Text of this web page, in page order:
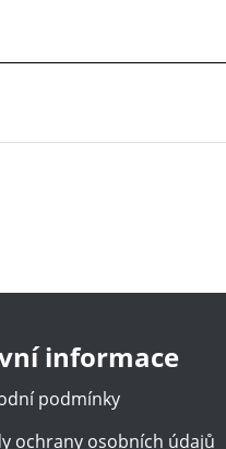
informace
podmínky
ochrany osobních údajů